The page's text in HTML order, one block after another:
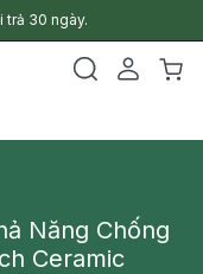
trả 30 ngày.
Năng Chống
Ceramic